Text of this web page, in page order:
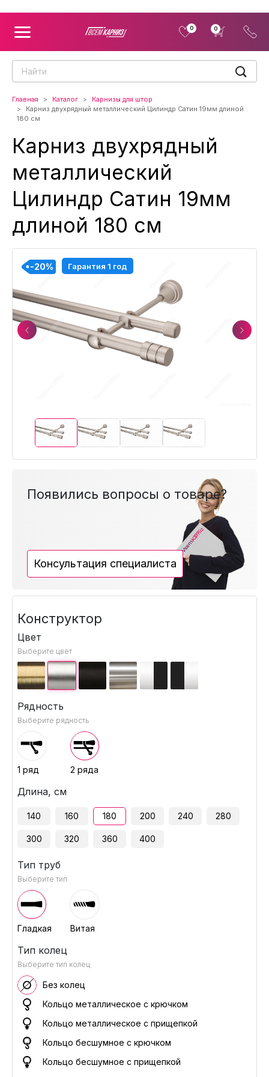
0 0
Главная Каталог
Карнизы для штор
Карниз двухрядный металлический Цилиндр Сатин 19мм длиной
180 см
Карниз двухрядный
металлический
Цилиндр Сатин 19мм
длиной 180 см
Previous
-20% Гарантия 1 год
-20%
-20%
-20%
Next
Появились вопросы о товаре?
Консультация специалиста
Конструктор
Цвет
Выберите цвет
Рядность
Выберите рядность
1 ряд 2 ряда
Длина, см
140 160 180 200 240 280
300 320 360 400
Тип труб
Выберите тип
Гладкая Витая
Тип колец
Выберите тип колец
Без колец
Кольцо металлическое с крючком
Кольцо металлическое с прищепкой
Кольцо бесшумное с крючком
Кольцо бесшумное с прищепкой